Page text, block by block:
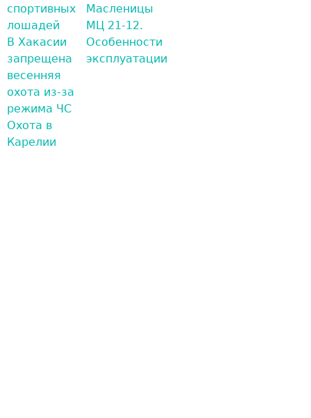
спортивных
лошадей
В Хакасии
запрещена
весенняя
охота из-за
режима ЧС
Охота в
Карелии
Масленицы
МЦ 21-12.
Особенности
эксплуатации